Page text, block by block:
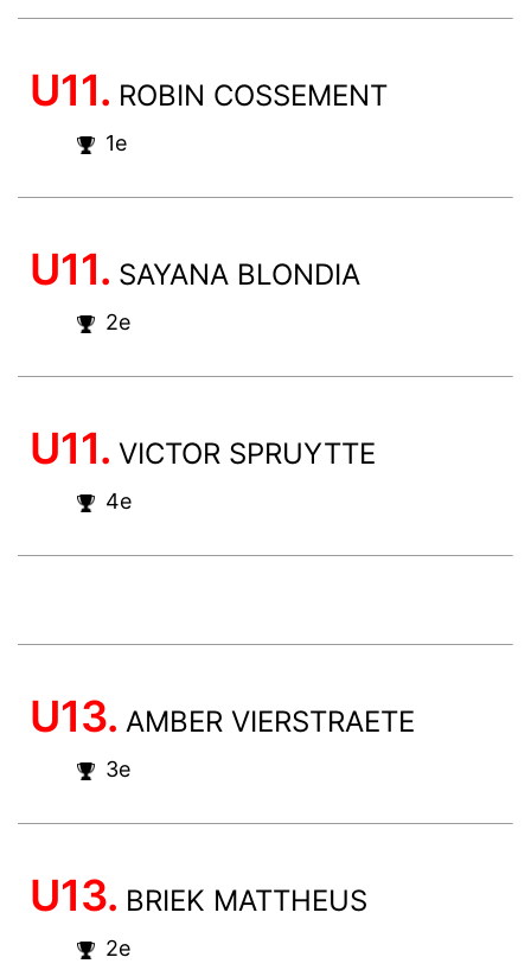
U11. ROBIN COSSEMENT
1e
U11. SAYANA BLONDIA
2e
U11. VICTOR SPRUYTTE
4e
U13. AMBER VIERSTRAETE
3e
U13. BRIEK MATTHEUS
2e